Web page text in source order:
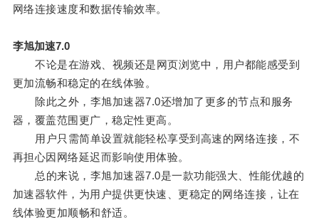
网络连接速度和数据传输效率。
李旭加速7.0
不论是在游戏、视频还是网页浏览中，用户都能感受到
更加流畅和稳定的在线体验。
除此之外，李旭加速器7.0还增加了更多的节点和服务
器，覆盖范围更广，稳定性更高。
用户只需简单设置就能轻松享受到高速的网络连接，不
再担心因网络延迟而影响使用体验。
总的来说，李旭加速器7.0是一款功能强大、性能优越的
加速器软件，为用户提供更快速、更稳定的网络连接，让在
线体验更加顺畅和舒适。